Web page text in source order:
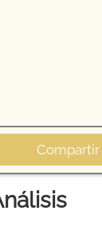
Compartir